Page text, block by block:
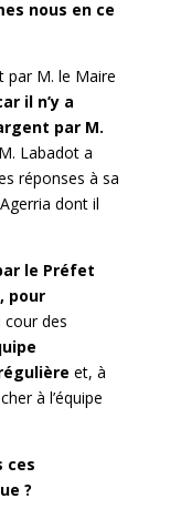
nous en ce
par M. le Maire
il n’y a
par M.
Labadot a
réponses à sa
dont il
le Préfet
pour
cour des
et, à
à l’équipe
ces
?